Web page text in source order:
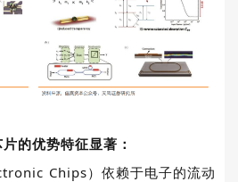
的优势特征显著：
Chips）依赖于电子的流动